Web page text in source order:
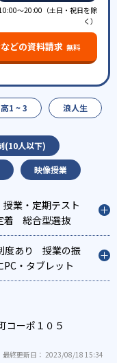
～20:00（土日・祝日を除
く）
どの資料請求 無料
高1 ~ 3 浪人生
(10人以下)
映像授業
授業・定期テスト
着
総合型選抜
別特化対策
国公
対策
度あり
授業の振
PC・タブレット
ら受講可能
季
コーポ１０５
最終更新日： 2023/08/18 15:34